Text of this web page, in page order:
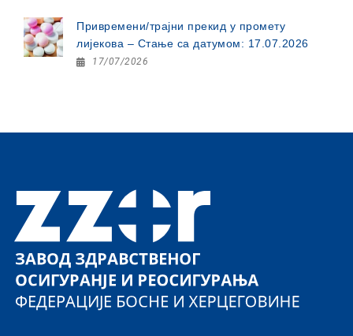
Привремени/трајни прекид у промету
лијекова – Стање са датумом: 17.07.2026
17/07/2026